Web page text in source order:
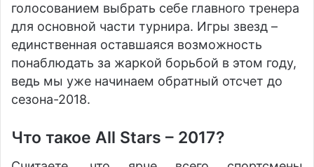
голосованием выбрать себе главного тренера
для основной части турнира. Игры звезд –
единственная оставшаяся возможность
понаблюдать за жаркой борьбой в этом году,
ведь мы уже начинаем обратный отсчет до
сезона-2018.
Что такое All Stars – 2017?